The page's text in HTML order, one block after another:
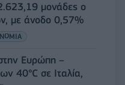
2.623,19 μονάδες ο
με άνοδο 0,57%
Ευρώπη –
40°C σε Ιταλία,